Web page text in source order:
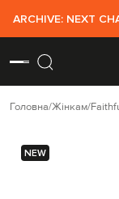
ARCHIVE: NEXT
Головна Жінкам
NEW